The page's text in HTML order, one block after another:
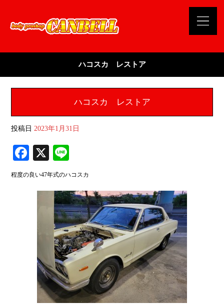
ハコスカ レストア
ハコスカ レストア
投稿日 2023年1月31日
Fa
ce
X
ne
程度の良い47年式のハコスカ